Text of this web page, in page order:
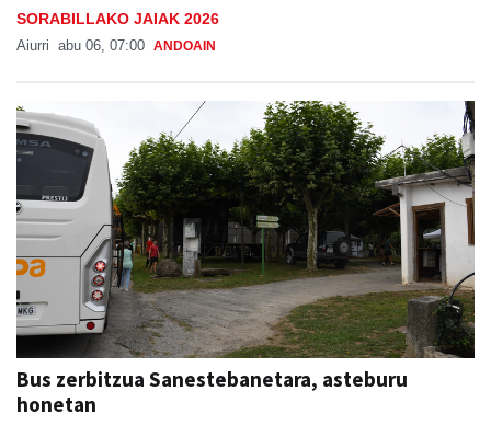
SORABILLAKO JAIAK 2026
Aiurri abu 06, 07:00 ANDOAIN
Bus zerbitzua Sanestebanetara, asteburu
honetan